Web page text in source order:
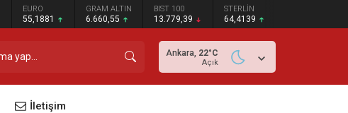
EURO
55,1881
GRAM ALTIN
6.660,55
BIST 100
13.779,39
STERLİN
64,4139
Ankara, 22°C
Açık
İletişim